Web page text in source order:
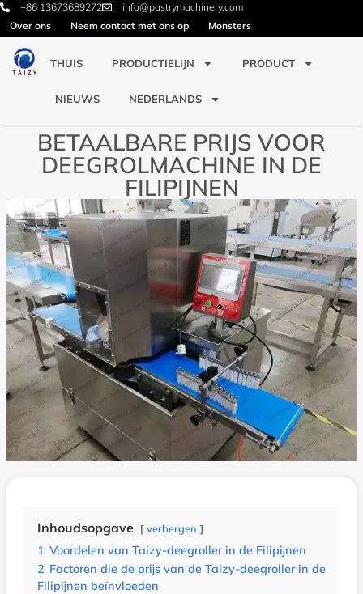
+86 13673689272
info@pastrymachinery.com
Over ons
Neem contact met ons op Monsters
THUIS PRODUCTIELIJN PRODUCT
NIEUWS NEDERLANDS
BETAALBARE PRIJS VOOR
DEEGROLMACHINE IN DE
FILIPIJNEN
Inhoudsopgave verbergen
1 Voordelen van Taizy-deegroller in de Filipijnen
2 Factoren die de prijs van de Taizy-deegroller in de
Filipijnen beïnvloeden